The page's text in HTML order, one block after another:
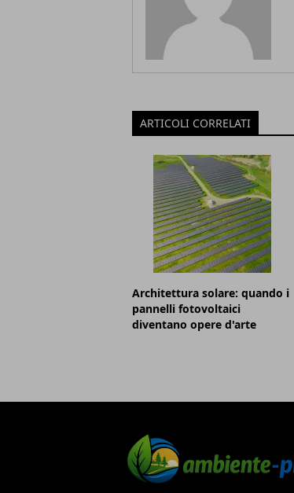
ARTICOLI CORRELATI
Architettura solare: quando i
pannelli fotovoltaici
diventano opere d'arte